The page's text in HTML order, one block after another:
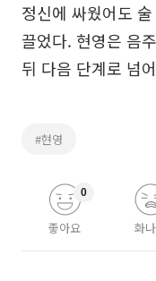
정신에 싸웠어도
끌었다. 현영은 음
뒤 다음 단계로 넘
#현영
좋아요
0
화